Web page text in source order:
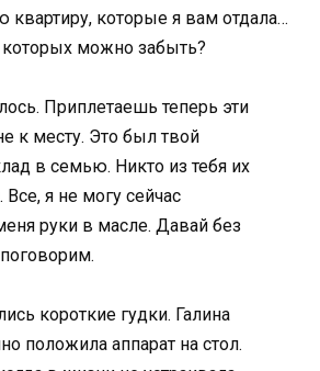
квартиру, которые я вам отдала…
которых можно забыть?
Приплетаешь теперь эти
к месту. Это был твой
в семью. Никто из тебя их
я не могу сейчас
руки в масле. Давай без
короткие гудки. Галина
положила аппарат на стол.